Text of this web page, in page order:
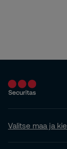
Valitse maa ja